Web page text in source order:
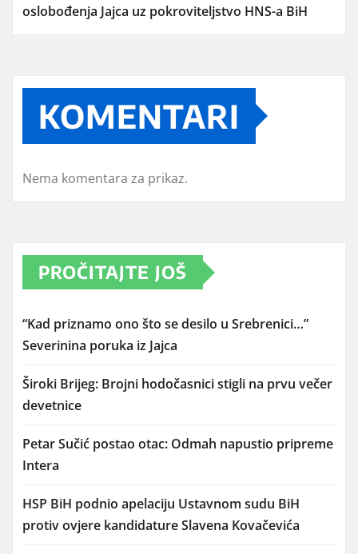
oslobođenja Jajca uz pokroviteljstvo HNS-a BiH
KOMENTARI
Nema komentara za prikaz.
PROČITAJTE JOŠ
“Kad priznamo ono što se desilo u Srebrenici…”
Severinina poruka iz Jajca
Široki Brijeg: Brojni hodočasnici stigli na prvu večer
devetnice
Petar Sučić postao otac: Odmah napustio pripreme
Intera
HSP BiH podnio apelaciju Ustavnom sudu BiH
protiv ovjere kandidature Slavena Kovačevića